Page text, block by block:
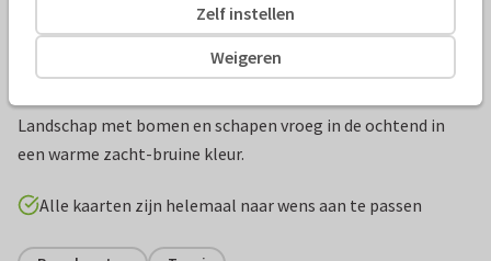
Productinformatie
Landschap met bomen en schapen vroeg in de ochtend in
een warme zacht-bruine kleur.
Alle kaarten zijn helemaal naar wens aan te passen
Weigeren
Zelf instellen